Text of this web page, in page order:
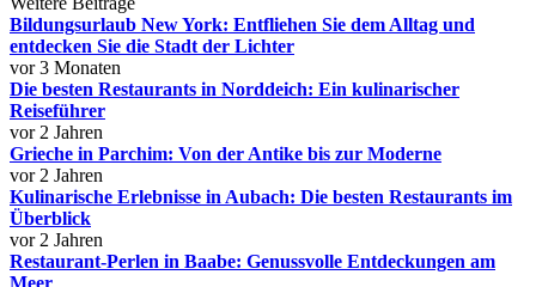
Bildungsurlaub New York: Entfliehen Sie dem Alltag und
entdecken Sie die Stadt der Lichter
vor 3 Monaten
Die besten Restaurants in Norddeich: Ein kulinarischer
Reiseführer
vor 2 Jahren
Grieche in Parchim: Von der Antike bis zur Moderne
vor 2 Jahren
Kulinarische Erlebnisse in Aubach: Die besten Restaurants im
Überblick
vor 2 Jahren
Restaurant-Perlen in Baabe: Genussvolle Entdeckungen am
Meer